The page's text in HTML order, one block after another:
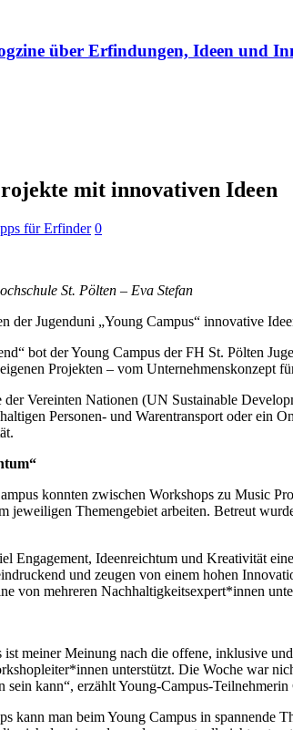
über Erfindungen, Ideen und
mit innovativen Ideen
für Erfinder 0
St. Pölten – Eva Stefan
der Jugenduni „Young Campus“ innovative
bot der Young Campus der FH St. Pölten
Projekten – vom Unternehmenskonzept
Vereinten Nationen (UN Sustainable
Personen- und Warentransport oder ein
konnten zwischen Workshops zu Music
jeweiligen Themengebiet arbeiten. Betreut
Engagement, Ideenreichtum und Kreativität
und zeugen von einem hohen
von mehreren Nachhaltigkeitsexpert*innen
ist meiner Meinung nach die offene, inklusive
unterstützt. Die Woche war
sein kann“, erzählt Young-Campus-
kann man beim Young Campus in spannende